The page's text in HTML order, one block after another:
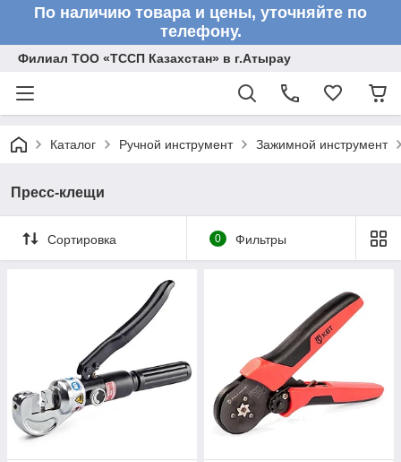
По наличию товара и цены, уточняйте по
телефону.
Филиал ТОО «ТССП Казахстан» в г.Атырау
Каталог Ручной инструмент Зажимной инструмент
Пресс-клещи
Сортировка 0 Фильтры